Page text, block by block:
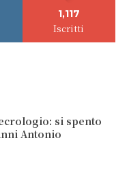
1,117
Iscritti
si spento
Antonio